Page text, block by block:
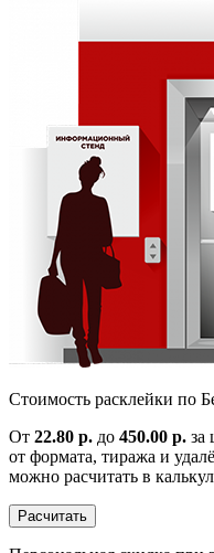
Cтоимость расклейки по
От 22.80 р. до 450.00 р. за
от формата, тиража и
можно расчитать в
Расчитать